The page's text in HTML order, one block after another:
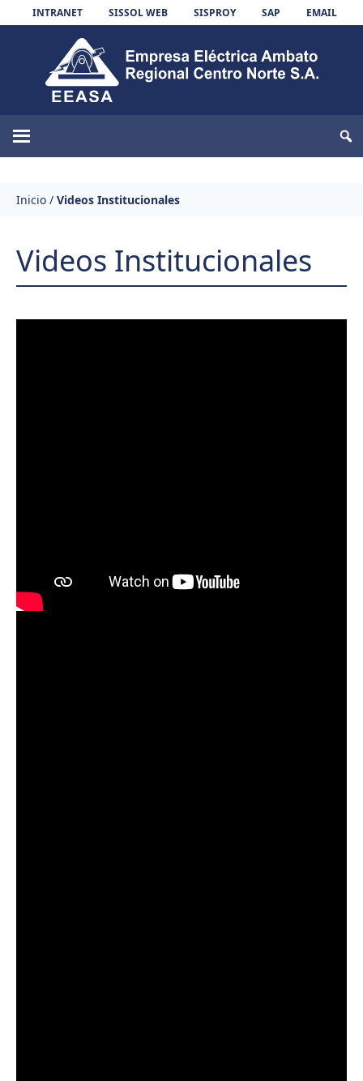
Skip to content
INTRANET SISSOL WEB SISPROY SAP EMAIL
EEASA
Inicio / Videos Institucionales
Videos Institucionales